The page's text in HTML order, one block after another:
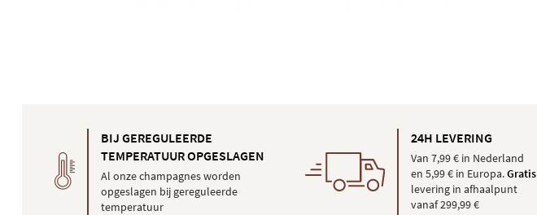
BIJ GEREGULEERDE
TEMPERATUUR OPGESLAGEN
Al onze champagnes worden
opgeslagen bij gereguleerde
temperatuur
24H LEVERING
Van 7,99 € in Nederland
en 5,99 € in Europa.Gratis
levering in afhaalpunt
vanaf 299,99 €